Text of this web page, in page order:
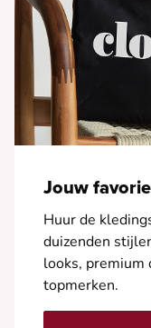
Jouw
Huur de
duizenden
looks,
topmerken.